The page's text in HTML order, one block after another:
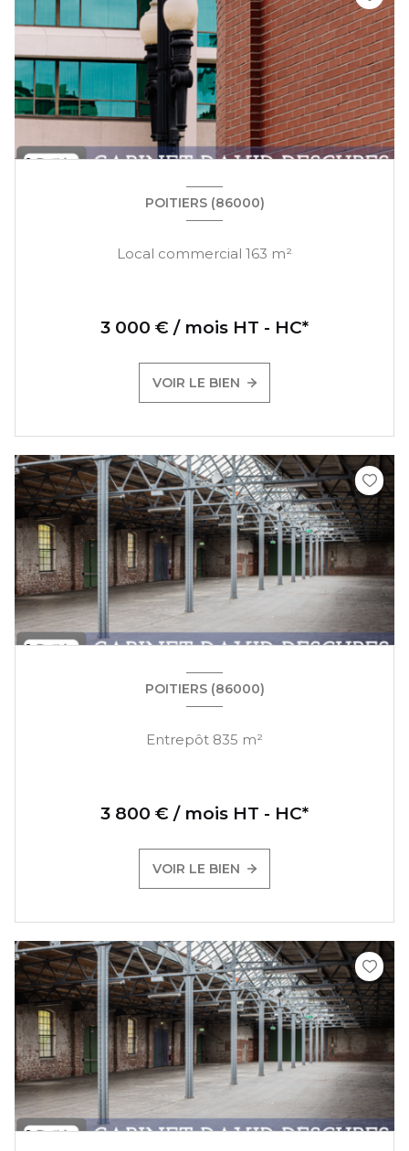
POITIERS (86000)
Local commercial 163 m²
3 000 € / mois HT - HC*
VOIR LE BIEN
POITIERS (86000)
Entrepôt 835 m²
3 800 € / mois HT - HC*
VOIR LE BIEN